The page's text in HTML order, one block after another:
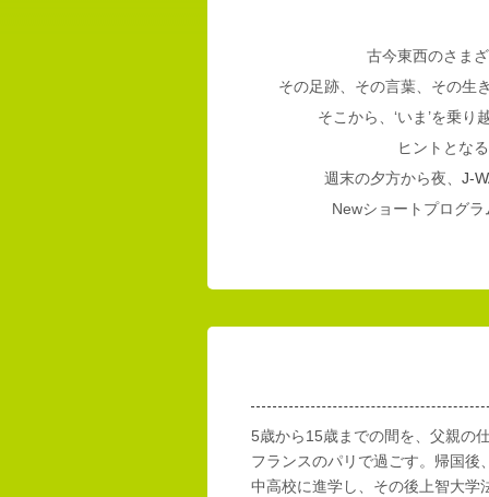
古今東西のさま
その足跡、その言葉、その生
そこから、‘いま’を乗
ヒントとな
週末の夕方から夜、 J-
Newショートプログ
5歳から15歳までの間を、父親の
フランスのパリで過ごす。帰国後
中高校に進学し、その後上智大学